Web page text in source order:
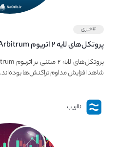
#خبری
مورد توجه قرار می‌گیرند.
شاهد افزایش مداوم تراکنش‌ها بوده‌اند.
نااریب